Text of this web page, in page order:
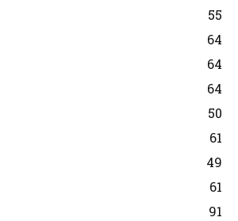
55
64
64
64
50
61
49
61
91